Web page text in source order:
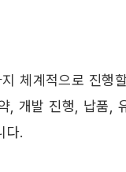
체계적으로 진행
, 개발 진행, 납품,
다.